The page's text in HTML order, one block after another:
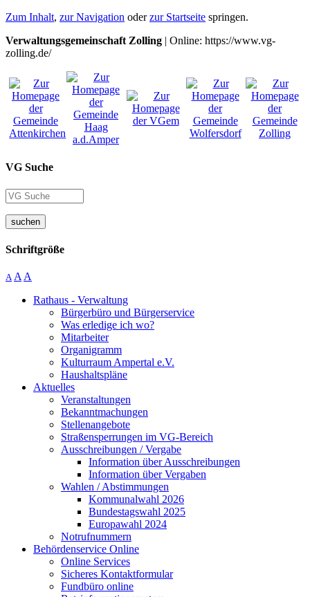
Zum Inhalt, zur Navigation oderzur Startseite springen.
Verwaltungsgemeinschaft Zolling | Online: https://www.vg-
zolling.de/
VG Suche
suchen
Schriftgröße
A A A
Rathaus - Verwaltung
Bürgerbüro und Bürgerservice
Was erledige ich wo?
Mitarbeiter
Organigramm
Kulturraum Ampertal e.V.
Haushaltspläne
Aktuelles
Veranstaltungen
Bekanntmachungen
Stellenangebote
Straßensperrungen im VG-Bereich
Ausschreibungen / Vergabe
Information über Ausschreibungen
Information über Vergaben
Wahlen / Abstimmungen
Kommunalwahl 2026
Bundestagswahl 2025
Europawahl 2024
Notrufnummern
Behördenservice Online
Online Services
Sicheres Kontaktformular
Fundbüro online